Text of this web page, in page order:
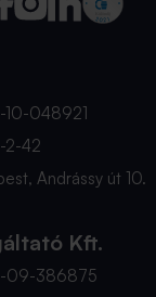
10-048921
2-42
Andrássy út 10.
Kft.
09-386875